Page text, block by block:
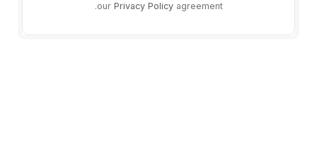
our Privacy Policyagreement.